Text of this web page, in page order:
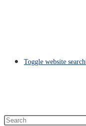
Toggle website search